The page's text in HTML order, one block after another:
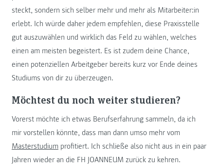
steckt, sondern sich selber mehr und mehr als Mitarbeiter:in
erlebt. Ich würde daher jedem empfehlen, diese Praxisstelle
gut auszuwählen und wirklich das Feld zu wählen, welches
einen am meisten begeistert. Es ist zudem deine Chance,
einen potenziellen Arbeitgeber bereits kurz vor Ende deines
Studiums von dir zu überzeugen.
Möchtest du noch weiter studieren?
Vorerst möchte ich etwas Berufserfahrung sammeln, da ich
mir vorstellen könnte, dass man dann umso mehr vom
Masterstudium profitiert. Ich schließe also nicht aus in ein paar
Jahren wieder an die FH JOANNEUM zurück zu kehren.